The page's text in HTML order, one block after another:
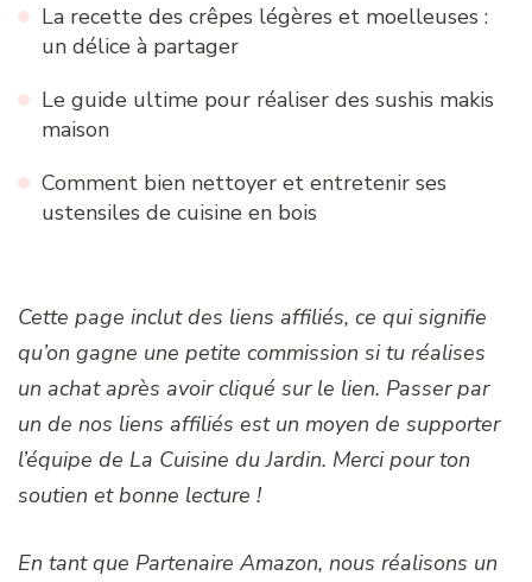
La recette des crêpes légères et moelleuses :
un délice à partager
Le guide ultime pour réaliser des sushis makis
maison
Comment bien nettoyer et entretenir ses
ustensiles de cuisine en bois
Cette page inclut des liens affiliés, ce qui signifie
qu’on gagne une petite commission si tu réalises
un achat après avoir cliqué sur le lien. Passer par
un de nos liens affiliés est un moyen de supporter
l’équipe de La Cuisine du Jardin. Merci pour ton
soutien et bonne lecture !
En tant que Partenaire Amazon, nous réalisons un